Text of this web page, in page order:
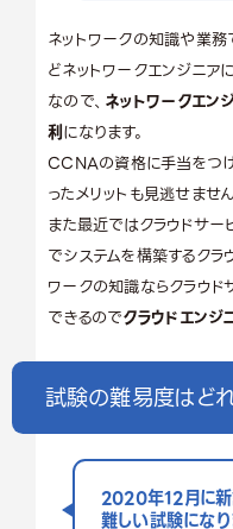
ネットワークの知識や業
どネットワークエンジニ
なので、 ネットワークエン
利になります。
CCNAの資格に手当をつ
ったメリットも見逃せません
また最近ではクラウドサー
でシステムを構築するクラ
ワークの知識ならクラウ
できるのでクラウドエンジ
試験の難易度はど
2020年12月に新
難しい試験になり